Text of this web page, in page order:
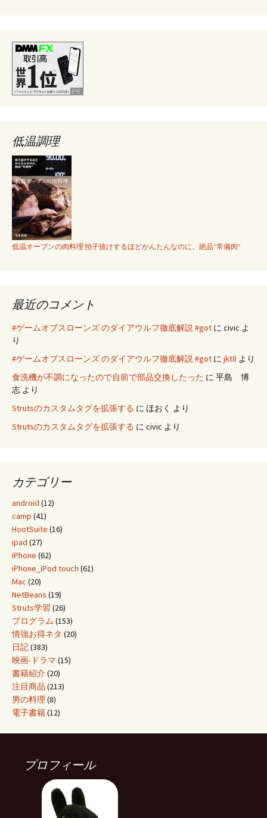
低温調理
低温オーブンの肉料理 拍子抜けするほどかんたんなのに、絶品“常備肉”
最近のコメント
#ゲームオブスローンズ のダイアウルフ徹底解説 #got に civic よ
り
#ゲームオブスローンズ のダイアウルフ徹底解説 #got に jkt8 より
食洗機が不調になったので自前で部品交換したった に 平島 博
志 より
Strutsのカスタムタグを拡張する に ほおく より
Strutsのカスタムタグを拡張する に civic より
カテゴリー
android (12)
camp (41)
HootSuite (16)
ipad (27)
iPhone (62)
iPhone_iPod touch (61)
Mac (20)
NetBeans (19)
Struts学習 (26)
プログラム (153)
情強お得ネタ (20)
日記(383)
映画-ドラマ (15)
書籍紹介(20)
注目商品 (213)
男の料理 (8)
電子書籍(12)
プロフィール